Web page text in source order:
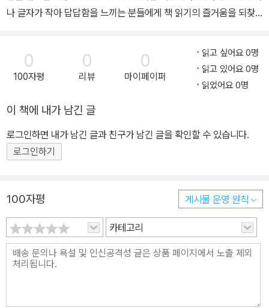
나 글자가 작아 답답함을 느끼는 분들에게 책 읽기의 즐거움을 되찾
베르크, 루터……” 어떻게 이토록 위대한 지성들이 모두 독일에서 탄
생했을까? 독일 역사라고 하면 가장 먼저 세계대전이 떠오른다. 전
세계를 뒤흔든 전쟁에서 두 차례나 패전국으로 전락한 독일은 어떻게
과 예술과 과학이 살아 숨 쉬는 균형 잡힌 선진국 독일. 이 책은 로마
제국 시절부터 현대에 이르기까지, 그리고 맥주와 소시지와 축구 이
야기까지 우리가 몰랐던 독일의 비밀을 도시 골목골목에서 찾아 밝히
는 역사 교양서다. ‘이 사람도 독일인이었어?’ 독일사를 들여다보면
슈타인, 니체와 같은 세계 석학은 물론 암흑 시대를 끝내고 근대를 연
악의 시작점 바흐, 세계 절반의 정치 지형을 뒤집어 놓은 사상가 마르
크스, 역사상 최악의 전쟁 범죄자 히틀러까지. 종교, 철학, 예술, 정치
를 아우르는 역사적 인물들의 숨결이 이 책에 고스란히 담겨 있다. 한
0
100자평
0
리뷰
0
마이페이퍼
읽고 싶어요 0명
읽고 있어요 0명
읽었어요 0명
이 책에 내가 남긴 글
로그인하면 내가 남긴 글과 친구가 남긴 글을 확인할 수 있습니다.
로그인하기
100자평 게시물 운영 원칙
카테고리